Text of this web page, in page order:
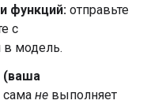
функций: отправьте
с
модель.
(ваша
не выполняет